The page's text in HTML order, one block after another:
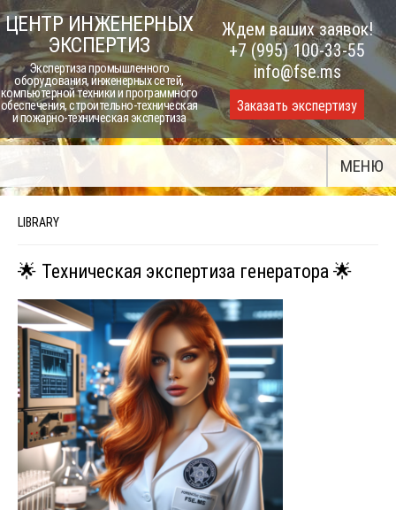
Skip
to
content
ЦЕНТР ИНЖЕНЕРНЫХ
ЭКСПЕРТИЗ
Экспертиза промышленного
оборудования, инженерных сетей,
компьютерной техники и программного
обеспечения, строительно-техническая
и пожарно-техническая экспертиза
Ждем ваших заявок!
+7 (995) 100-33-55
info@fse.ms
Заказать экспертизу
МЕНЮ
LIBRARY
🌟 Техническая экспертиза генератора 🌟